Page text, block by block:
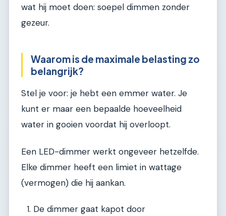
wat hij moet doen: soepel dimmen zonder
gezeur.
Waarom is de maximale belasting zo
belangrijk?
Stel je voor: je hebt een emmer water. Je
kunt er maar een bepaalde hoeveelheid
water in gooien voordat hij overloopt.
Een LED-dimmer werkt ongeveer hetzelfde.
Elke dimmer heeft een limiet in wattage
(vermogen) die hij aankan.
De dimmer gaat kapot door